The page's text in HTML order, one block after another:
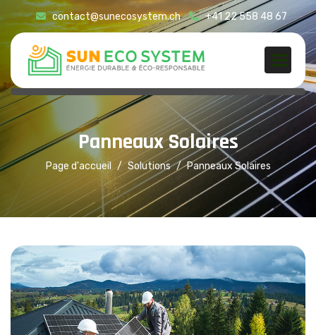
contact@sunecosystem.ch +41 22 558 48 67
PanneauxSolaires
Page d'accueil Solutions Panneaux Solaires